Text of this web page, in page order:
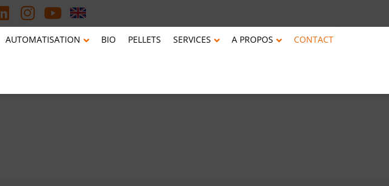
AUTOMATISATION BIO PELLETS SERVICES A PROPOS CONTACT